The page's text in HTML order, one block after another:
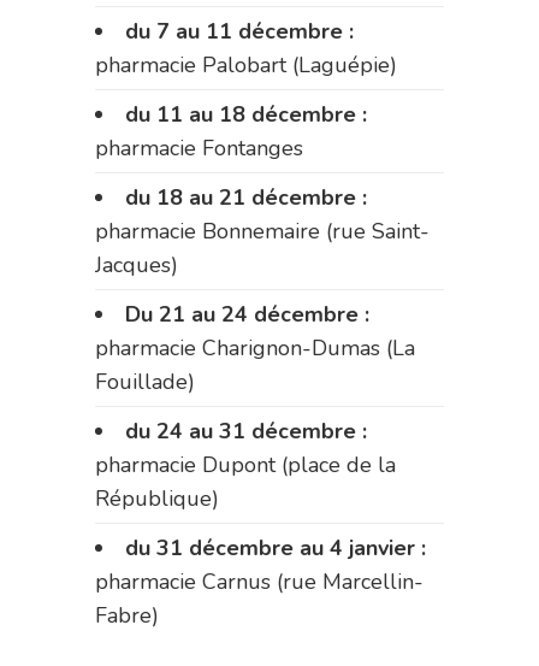
du 7 au 11 décembre :
pharmacie Palobart (Laguépie)
du 11 au 18 décembre :
pharmacie Fontanges
du 18 au 21 décembre :
pharmacie Bonnemaire (rue Saint-
Jacques)
Du 21 au 24 décembre :
pharmacie Charignon-Dumas (La
Fouillade)
du 24 au 31 décembre :
pharmacie Dupont (place de la
République)
du 31 décembre au 4 janvier :
pharmacie Carnus (rue Marcellin-
Fabre)